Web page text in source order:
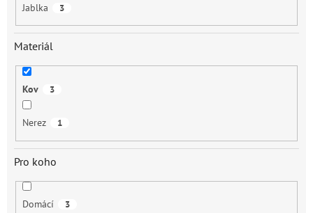
Jablka 3
Materiál
Kov 3
Nerez 1
Pro koho
Domácí 3